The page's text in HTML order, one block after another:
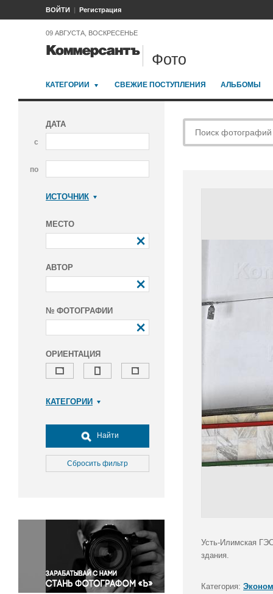
ВОЙТИ Регистрация
09 АВГУСТА, ВОСКРЕСЕНЬЕ
Фото
КАТЕГОРИИ СВЕЖИЕ ПОСТУПЛЕНИЯ АЛЬБОМЫ
ДАТА
с
по
ИСТОЧНИК
МЕСТО
АВТОР
№ ФОТОГРАФИИ
ОРИЕНТАЦИЯ
КАТЕГОРИИ
Досуг, туризм и отдых
Культура
Медицина
Окружающая среда
Политика
Правосудие
Происшествия и конфликты
Религия
Найти
Сбросить фильтр
Усть-Илимская
здания.
Категория: